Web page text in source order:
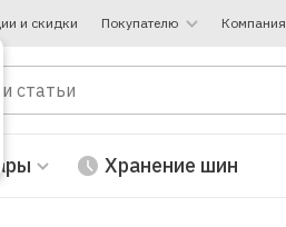
и скидки Покупателю Компания
Хранение шин